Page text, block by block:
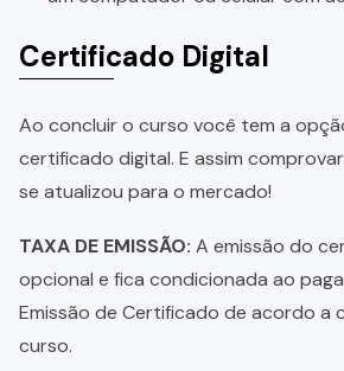
Certificado Digital
Ao concluir o curso você tem a
certificado digital. E assim
se atualizou para o mercado!
TAXA DE EMISSÃO: A emissão do
opcional e fica condicionada ao
Emissão de Certificado de acordo a
curso.